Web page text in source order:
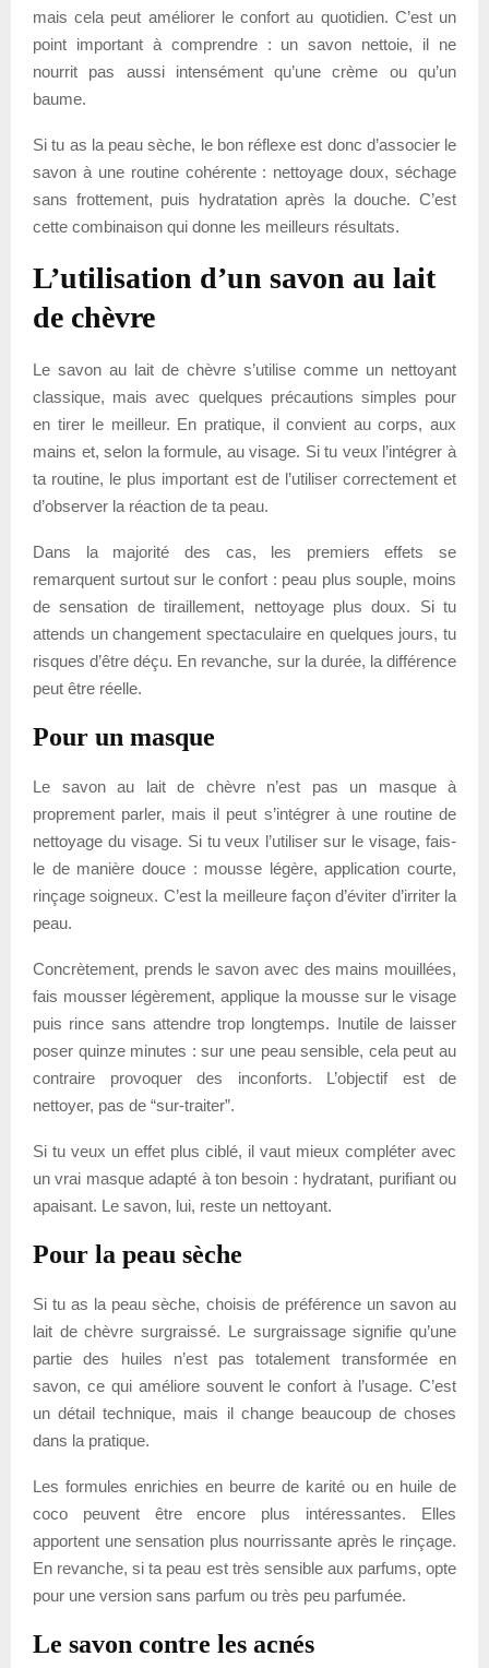
mais cela peut améliorer le confort au quotidien. C’est un
point important à comprendre : un savon nettoie, il ne
nourrit pas aussi intensément qu’une crème ou qu’un
baume.
Si tu as la peau sèche, le bon réflexe est donc d’associer le
savon à une routine cohérente : nettoyage doux, séchage
sans frottement, puis hydratation après la douche. C’est
cette combinaison qui donne les meilleurs résultats.
L’utilisation d’un savon au lait
de chèvre
Le savon au lait de chèvre s’utilise comme un nettoyant
classique, mais avec quelques précautions simples pour
en tirer le meilleur. En pratique, il convient au corps, aux
mains et, selon la formule, au visage. Si tu veux l’intégrer à
ta routine, le plus important est de l’utiliser correctement et
d’observer la réaction de ta peau.
Dans la majorité des cas, les premiers effets se
remarquent surtout sur le confort : peau plus souple, moins
de sensation de tiraillement, nettoyage plus doux. Si tu
attends un changement spectaculaire en quelques jours, tu
risques d’être déçu. En revanche, sur la durée, la différence
peut être réelle.
Pour un masque
Le savon au lait de chèvre n’est pas un masque à
proprement parler, mais il peut s’intégrer à une routine de
nettoyage du visage. Si tu veux l’utiliser sur le visage, fais-
le de manière douce : mousse légère, application courte,
rinçage soigneux. C’est la meilleure façon d’éviter d’irriter la
peau.
Concrètement, prends le savon avec des mains mouillées,
fais mousser légèrement, applique la mousse sur le visage
puis rince sans attendre trop longtemps. Inutile de laisser
poser quinze minutes : sur une peau sensible, cela peut au
contraire provoquer des inconforts. L’objectif est de
nettoyer, pas de “sur-traiter”.
Si tu veux un effet plus ciblé, il vaut mieux compléter avec
un vrai masque adapté à ton besoin : hydratant, purifiant ou
apaisant. Le savon, lui, reste un nettoyant.
Pour la peau sèche
Si tu as la peau sèche, choisis de préférence un savon au
lait de chèvre surgraissé. Le surgraissage signifie qu’une
partie des huiles n’est pas totalement transformée en
savon, ce qui améliore souvent le confort à l’usage. C’est
un détail technique, mais il change beaucoup de choses
dans la pratique.
Les formules enrichies en beurre de karité ou en huile de
coco peuvent être encore plus intéressantes. Elles
apportent une sensation plus nourrissante après le rinçage.
En revanche, si ta peau est très sensible aux parfums, opte
pour une version sans parfum ou très peu parfumée.
Le savon contre les acnés